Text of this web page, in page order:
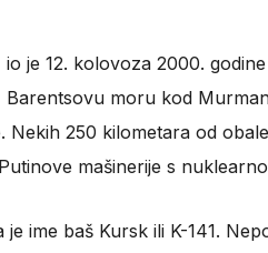
io je 12. kolovoza 2000.
Barentsovu moru kod
Nekih 250 kilometara od
mašinerije s
je ime baš Kursk ili K-141.